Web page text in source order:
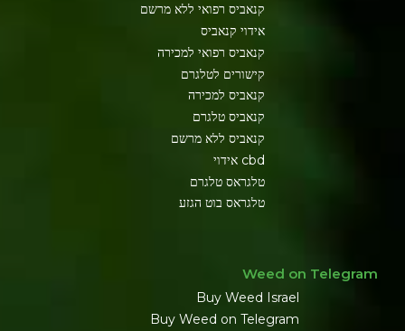
קנאביס רפואי ללא מרשם
אידוי קנאביס
קנאביס רפואי למכירה
קישורים לטלגרם
קנאביס למכירה
קנאביס טלגרם
קנאביס ללא מרשם
cbd אידוי
טלגראס טלגרם
טלגראס בוט הגזע
Weed on Telegram
Buy Weed Israel
Buy Weed on Telegram